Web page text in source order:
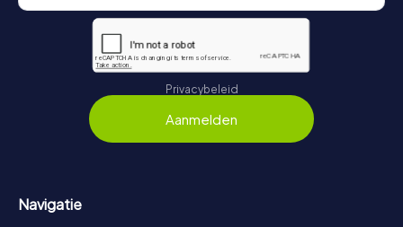
Privacybeleid
Aanmelden
Navigatie